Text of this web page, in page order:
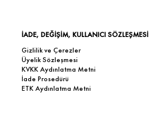
İADE, DEĞİŞİM, KULLANICI SÖZLEŞMESİ
Gizlilik ve Çerezler
Üyelik Sözleşmesi
KVKK Aydınlatma Metni
İade Prosedürü
ETK Aydınlatma Metni